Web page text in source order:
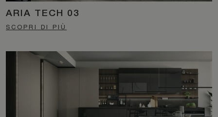
ARIA TECH 03
SCOPRI DI PIÙ